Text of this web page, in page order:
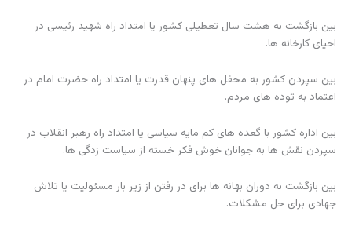
بین بازگشت به هشت سال تعطیلی کشور یا امتداد راه شهید رئیسی در
احیای کارخانه ها.
بین سپردن کشور به محفل های پنهان قدرت یا امتداد راه حضرت امام در
اعتماد به توده های مردم.
بین اداره کشور با گعده های کم مایه سیاسی یا امتداد راه رهبر انقلاب در
سپردن نقش ها به جوانان خوش فکر خسته از سیاست زدگی ها.
بین بازگشت به دوران بهانه ها برای در رفتن از زیر بار مسئولیت یا تلاش
جهادی برای حل مشکلات.